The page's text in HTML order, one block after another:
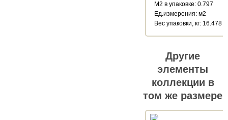
М2 в упаковке: 0.797
Ед.измерения: м2
Веc упаковки, кг: 16.478
Другие
элементы
коллекции в
том же размере